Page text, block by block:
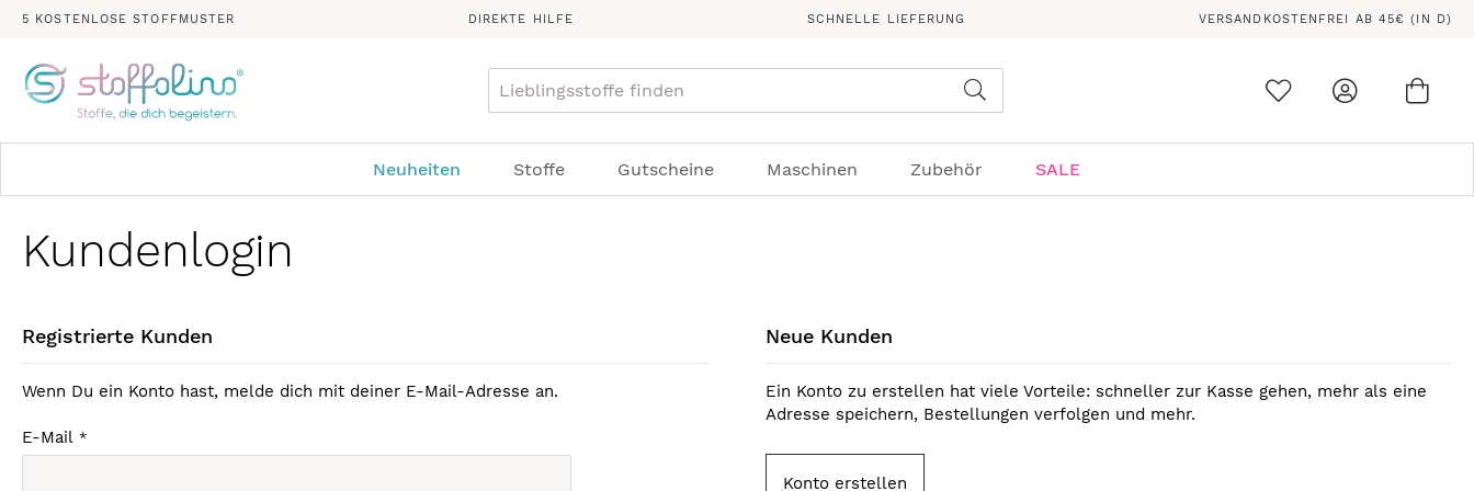
5 KOSTENLOSE STOFFMUSTER DIREKTE HILFE SCHNELLE LIEFERUNG VERSANDKOSTENFREI AB 45€ (IN D)
Suche
Neuheiten Stoffe Gutscheine Maschinen Zubehör SALE
Kundenlogin
Registrierte Kunden
Wenn Du ein Konto hast, melde dich mit deiner E-Mail-Adresse an.
E-Mail
Neue Kunden
Ein Konto zu erstellen hat viele Vorteile: schneller zur Kasse gehen, mehr als eine
Adresse speichern, Bestellungen verfolgen und mehr.
Konto erstellen